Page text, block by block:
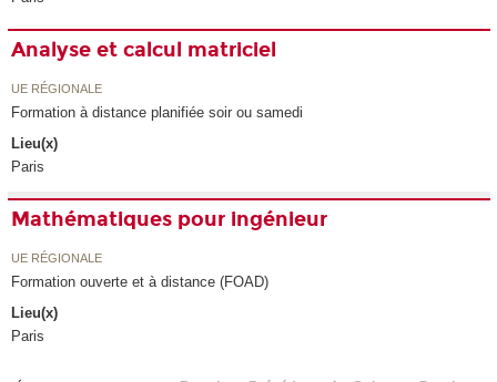
Analyse et calcul matriciel
UE RÉGIONALE
Formation à distance planifiée soir ou samedi
Lieu(x)
Paris
Mathématiques pour ingénieur
UE RÉGIONALE
Formation ouverte et à distance (FOAD)
Lieu(x)
Paris